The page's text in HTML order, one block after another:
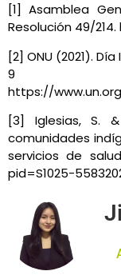
[1] Asamblea
Resolución 49/
[2] ONU (2021).
9
https://
[3] Iglesias, S.
comunidades
servicios de
pid=S1025-